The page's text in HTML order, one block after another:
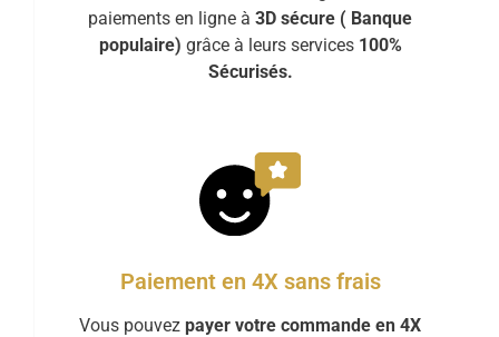
paiements en ligne à 3D sécure ( Banque
populaire) grâce à leurs services 100%
Sécurisés.
Paiement en 4X sans frais
Vous pouvez payer votre commande en 4X